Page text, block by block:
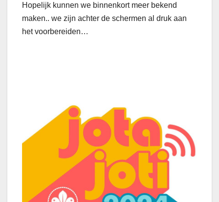
Hopelijk kunnen we binnenkort meer bekend
maken.. we zijn achter de schermen al druk aan
het voorbereiden…